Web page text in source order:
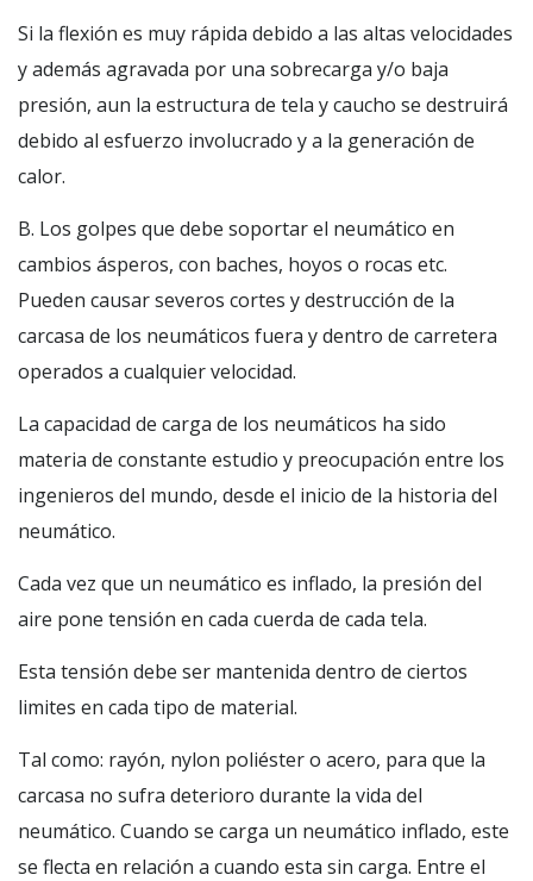
Si la flexión es muy rápida debido a las altas velocidades
y además agravada por una sobrecarga y/o baja
presión, aun la estructura de tela y caucho se destruirá
debido al esfuerzo involucrado y a la generación de
calor.
B. Los golpes que debe soportar el neumático en
cambios ásperos, con baches, hoyos o rocas etc.
Pueden causar severos cortes y destrucción de la
carcasa de los neumáticos fuera y dentro de carretera
operados a cualquier velocidad.
La capacidad de carga de los neumáticos ha sido
materia de constante estudio y preocupación entre los
ingenieros del mundo, desde el inicio de la historia del
neumático.
Cada vez que un neumático es inflado, la presión del
aire pone tensión en cada cuerda de cada tela.
Esta tensión debe ser mantenida dentro de ciertos
limites en cada tipo de material.
Tal como: rayón, nylon poliéster o acero, para que la
carcasa no sufra deterioro durante la vida del
neumático. Cuando se carga un neumático inflado, este
se flecta en relación a cuando esta sin carga. Entre el